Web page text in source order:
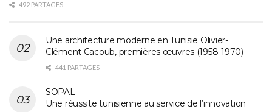
492 PARTAGES
Une architecture moderne en Tunisie Olivier-
Clément Cacoub, premières œuvres (1958-1970)
441 PARTAGES
SOPAL
Une réussite tunisienne au service de l’innovation